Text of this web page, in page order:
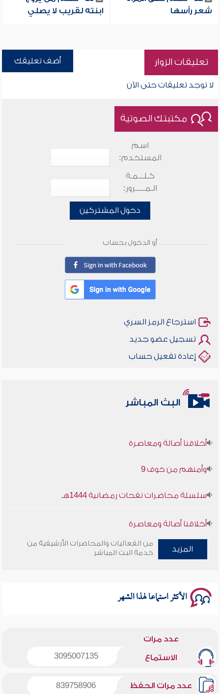
شعر رأسها
ابنته لقريب لا يصلي
تعليقات الزوار أضف تعليقك
لا توجد تعليقات حتى الآن
مكتبتك الصوتية
اسم
المستخدم:
كـلـــمـة
الـمـــــرور:
دخول المشتركين
أو الدخول بحساب
استرجاع الرمز السري
تسجيل عضو جديد
إعادة تفعيل حساب
البث المباشر
أخلاقنا أصالة ومعاصرة
وأمنهم من خوف 9
سلسلة محاضرات نفحات رمضانية 1444هـ
أخلاقنا أصالة ومعاصرة
وأمنهم من خوف 9
المزيد
من الفعاليات والمحاضرات الأرشيفية من
خدمة البث المباشر
الأكثر استماعا لهذا الشهر
عدد مرات
الاستماع 3095007135
عدد مرات الحفظ 839758906